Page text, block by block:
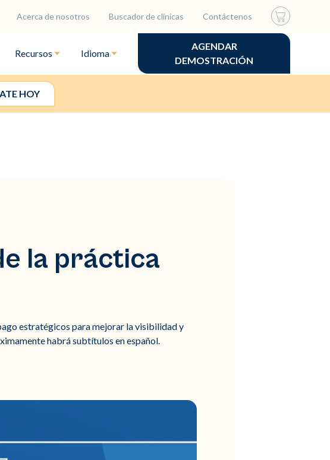
Acerca de nosotros Buscador de clínicas Contáctenos
Recursos Idioma
AGENDAR
DEMOSTRACIÓN
HOY
la práctica
estratégicos para mejorar la visibilidad y
habrá subtítulos en español.